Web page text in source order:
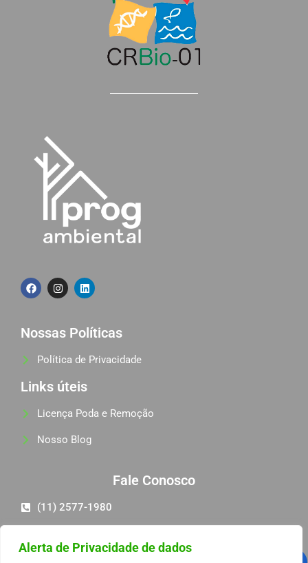
Alerta de Privacidade de dados
Nossas Políticas
Política de Privacidade
Links úteis
Licença Poda e Remoção
Nosso Blog
Fale Conosco
(11) 2577-1980